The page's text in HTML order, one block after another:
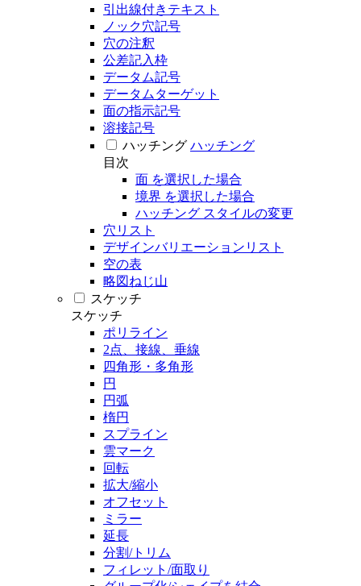
引出線付きテキスト
ノック穴記号
穴の注釈
公差記入枠
データム記号
データムターゲット
面の指示記号
溶接記号
ハッチング ハッチング
目次
面 を選択した場合
境界 を選択した場合
ハッチング スタイルの変更
穴リスト
デザインバリエーションリスト
空の表
略図ねじ山
スケッチ
スケッチ
ポリライン
2点、接線、垂線
四角形・多角形
円
円弧
楕円
スプライン
雲マーク
回転
拡大/縮小
オフセット
ミラー
延長
分割/トリム
フィレット/面取り